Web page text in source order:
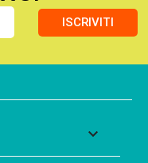
ISCRIVITI
